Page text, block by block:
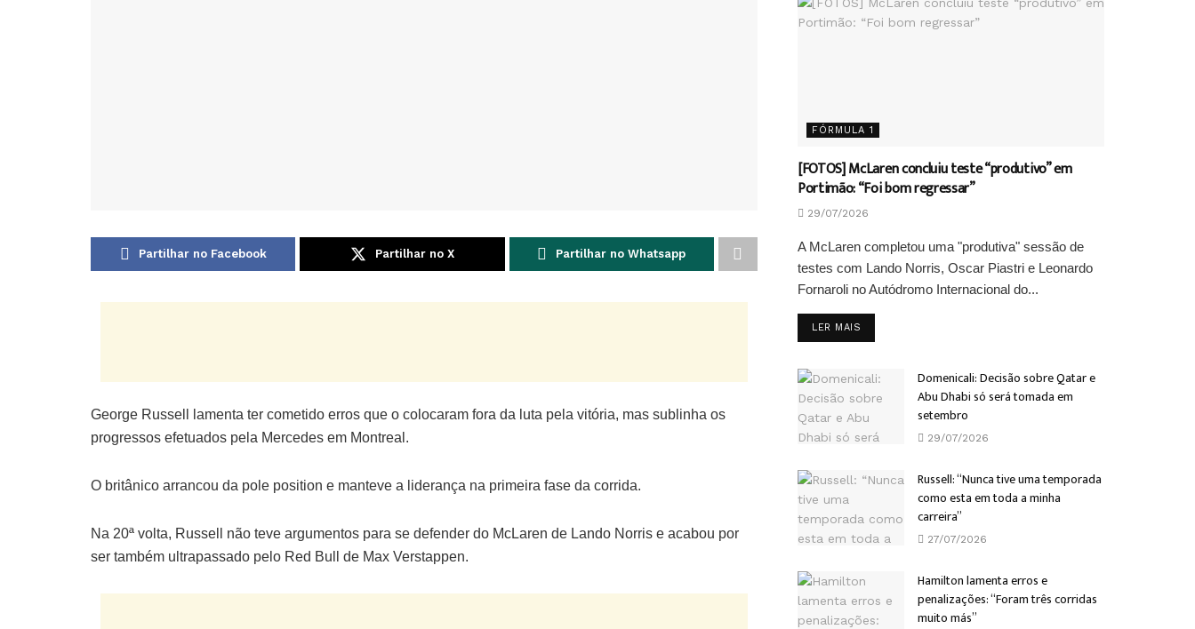
Partilhar no Facebook Partilhar no X Partilhar no Whatsapp
George Russell lamenta ter cometido erros que o colocaram fora da luta pela vitória, mas sublinha os
progressos efetuados pela Mercedes em Montreal.
O britânico arrancou da pole position e manteve a liderança na primeira fase da corrida.
Na 20ª volta, Russell não teve argumentos para se defender do McLaren de Lando Norris e acabou por
ser também ultrapassado pelo Red Bull de Max Verstappen.
FÓRMULA 1
[FOTOS] McLaren concluiu teste “produtivo” em
Portimão: “Foi bom regressar”
29/07/2026
A McLaren completou uma "produtiva" sessão de
testes com Lando Norris, Oscar Piastri e Leonardo
Fornaroli no Autódromo Internacional do...
LER MAIS
Domenicali: Decisão sobre Qatar e
Abu Dhabi só será tomada em
setembro
29/07/2026
Russell: “Nunca tive uma temporada
como esta em toda a minha
carreira”
27/07/2026
Hamilton lamenta erros e
penalizações: “Foram três corridas
muito más”